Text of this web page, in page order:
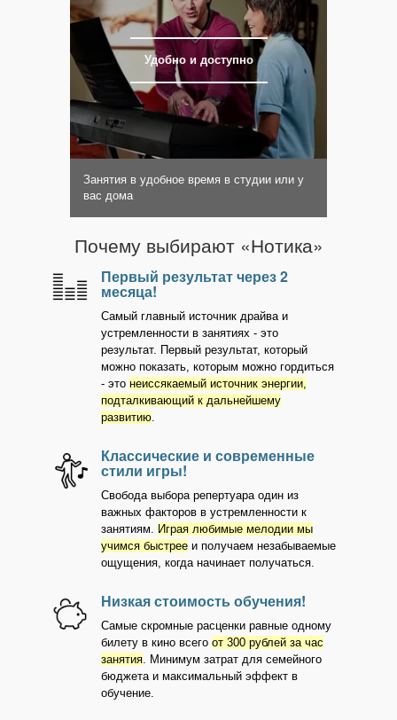
Удобно и доступно
Занятия в удобное время в студии или у
вас дома
Почему выбирают «Нотика»
Первый результат через 2
месяца!
Самый главный источник драйва и
устремленности в занятиях - это
результат. Первый результат, который
можно показать, которым можно гордиться
- это неиссякаемый источник энергии,
подталкивающий к дальнейшему
развитию.
Классические и современные
стили игры!
Свобода выбора репертуара один из
важных факторов в устремленности к
занятиям. Играя любимые мелодии мы
учимся быстрее и получаем незабываемые
ощущения, когда начинает получаться.
Низкая стоимость обучения!
Самые скромные расценки равные одному
билету в кино всего от 300 рублей за час
занятия. Минимум затрат для семейного
бюджета и максимальный эффект в
обучение.